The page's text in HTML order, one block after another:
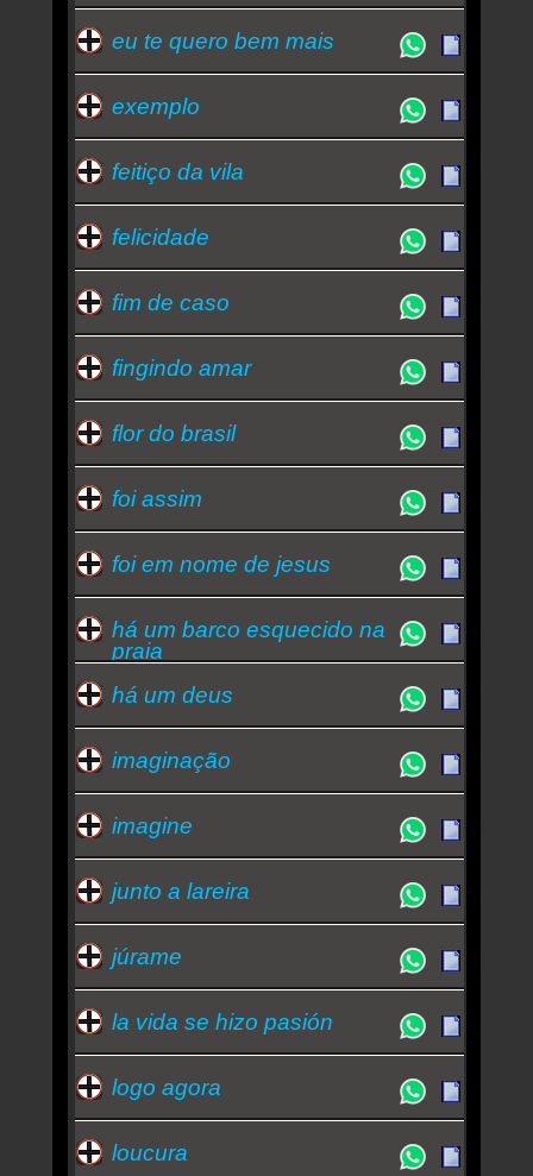
eu te quero bem mais
exemplo
feitiço da vila
felicidade
fim de caso
fingindo amar
flor do brasil
foi assim
foi em nome de jesus
há um barco esquecido na
praia
há um deus
imaginação
imagine
junto a lareira
júrame
la vida se hizo pasión
logo agora
loucura